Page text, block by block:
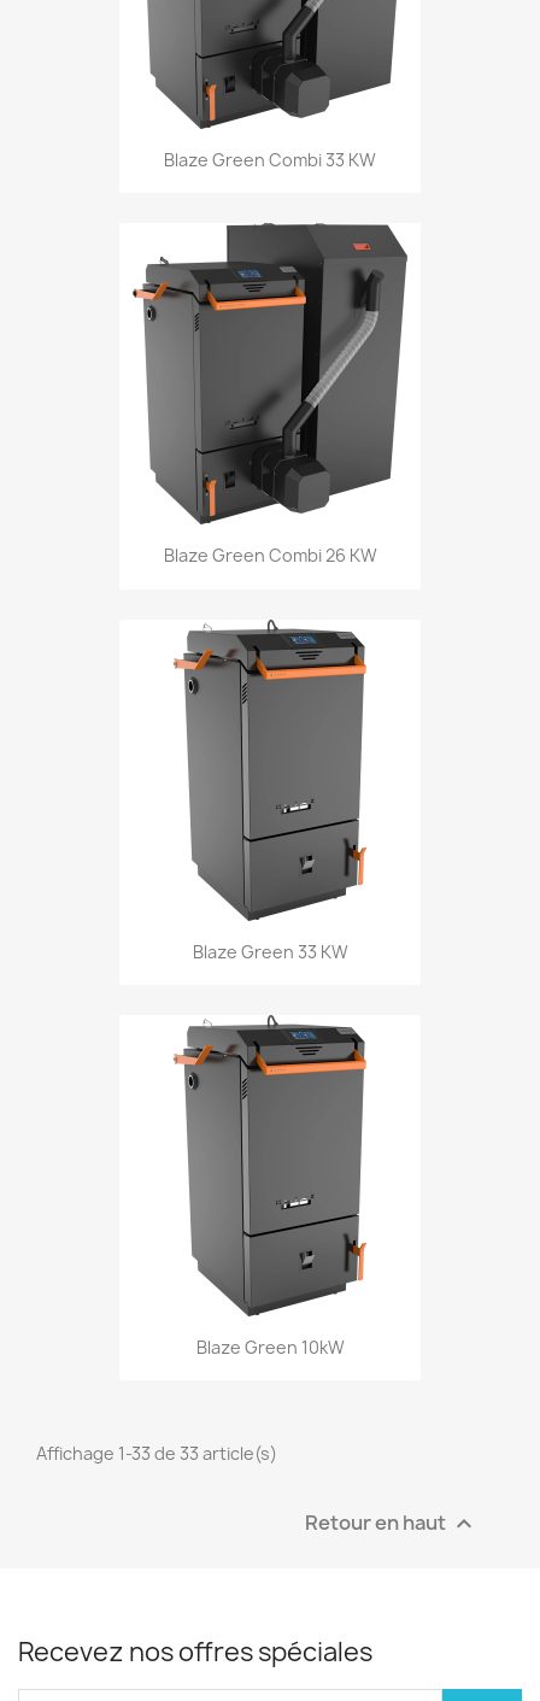
Blaze Green Combi 33 KW
Blaze Green Combi 26 KW
Blaze Green 33 KW
Blaze Green 10kW
Affichage 1-33 de 33 article(s)
Retour en haut 
Recevez nos offres spéciales